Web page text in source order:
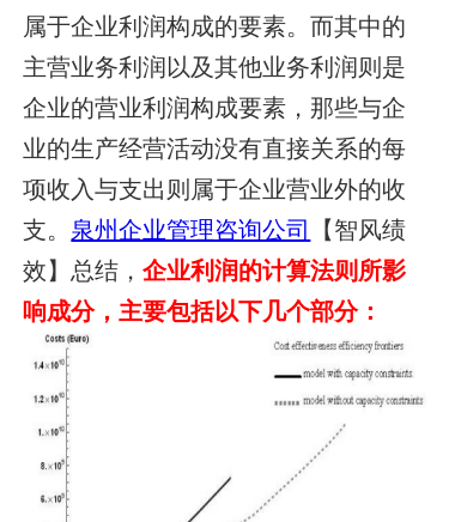
属于企业利润构成的要素。而其中的
主营业务利润以及其他业务利润则是
企业的营业利润构成要素，那些与企
业的生产经营活动没有直接关系的每
项收入与支出则属于企业营业外的收
支。 泉州企业管理咨询公司
【智风绩
效】总结，企业利润的计算法则所影
响成分， 主要包括以下几个部分：